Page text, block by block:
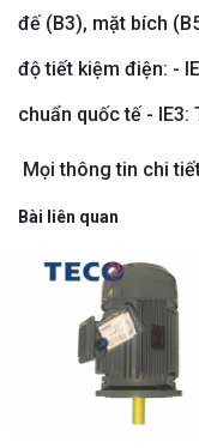
đế (B3), mặt bích
độ tiết kiệm điện: -
chuẩn quốc tế -
Mọi thông tin chi
Bài liên quan